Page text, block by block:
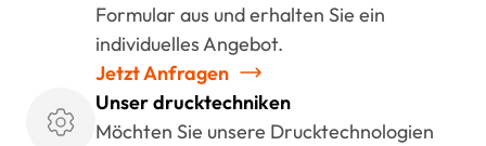
Formular aus und erhalten Sie ein
individuelles Angebot.
Jetzt Anfragen
Unser drucktechniken
Möchten Sie unsere Drucktechnologien